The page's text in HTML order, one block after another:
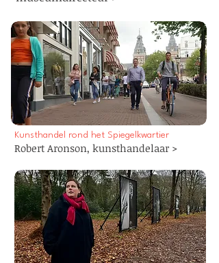
Kunsthandel rond het Spiegelkwartier
Robert Aronson, kunsthandelaar >